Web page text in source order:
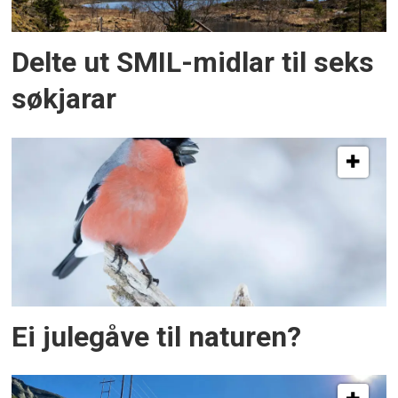
Delte ut SMIL-midlar til seks
søkjarar
Ei julegåve til naturen?